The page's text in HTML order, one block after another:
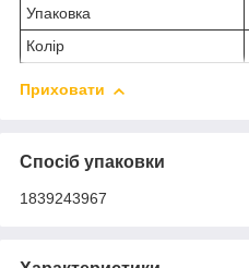
Упаковка
Колір
Приховати
Спосіб упаковки
1839243967